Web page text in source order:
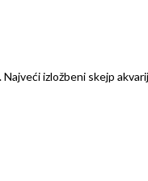
izložbeni skejp